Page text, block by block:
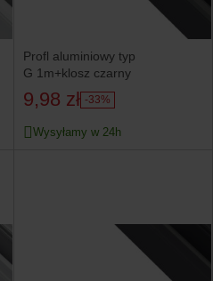
Profl aluminiowy typ
G 1m+klosz czarny
9,98 zł -33%
Wysyłamy w 24h